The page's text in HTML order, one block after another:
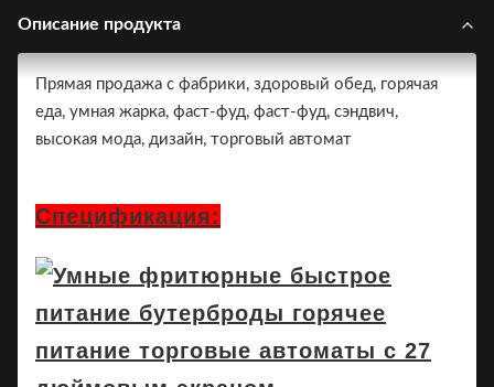
Описание продукта
Прямая продажа с фабрики, здоровый обед, горячая
еда, умная жарка, фаст-фуд, фаст-фуд, сэндвич,
высокая мода, дизайн, торговый автомат
Спецификация: